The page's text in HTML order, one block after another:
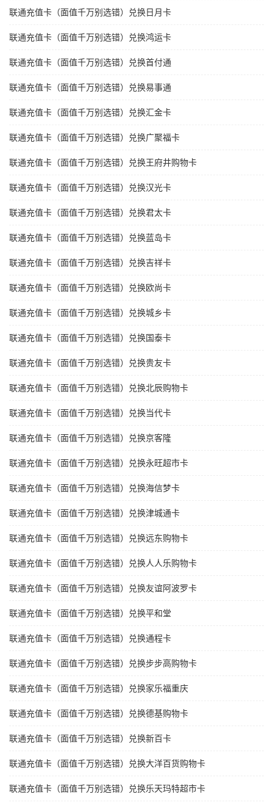
联通充值卡（面值千万别选错）兑换日月卡
联通充值卡（面值千万别选错）兑换鸿运卡
联通充值卡（面值千万别选错）兑换首付通
联通充值卡（面值千万别选错）兑换易事通
联通充值卡（面值千万别选错）兑换汇金卡
联通充值卡（面值千万别选错）兑换广聚福卡
联通充值卡（面值千万别选错）兑换王府井购物卡
联通充值卡（面值千万别选错）兑换汉光卡
联通充值卡（面值千万别选错）兑换君太卡
联通充值卡（面值千万别选错）兑换蓝岛卡
联通充值卡（面值千万别选错）兑换吉祥卡
联通充值卡（面值千万别选错）兑换欧尚卡
联通充值卡（面值千万别选错）兑换城乡卡
联通充值卡（面值千万别选错）兑换国泰卡
联通充值卡（面值千万别选错）兑换贵友卡
联通充值卡（面值千万别选错）兑换北辰购物卡
联通充值卡（面值千万别选错）兑换当代卡
联通充值卡（面值千万别选错）兑换京客隆
联通充值卡（面值千万别选错）兑换永旺超市卡
联通充值卡（面值千万别选错）兑换海信梦卡
联通充值卡（面值千万别选错）兑换津城通卡
联通充值卡（面值千万别选错）兑换远东购物卡
联通充值卡（面值千万别选错）兑换人人乐购物卡
联通充值卡（面值千万别选错）兑换友谊阿波罗卡
联通充值卡（面值千万别选错）兑换平和堂
联通充值卡（面值千万别选错）兑换通程卡
联通充值卡（面值千万别选错）兑换步步高购物卡
联通充值卡（面值千万别选错）兑换家乐福重庆
联通充值卡（面值千万别选错）兑换德基购物卡
联通充值卡（面值千万别选错）兑换新百卡
联通充值卡（面值千万别选错）兑换大洋百货购物卡
联通充值卡（面值千万别选错）兑换乐天玛特超市卡